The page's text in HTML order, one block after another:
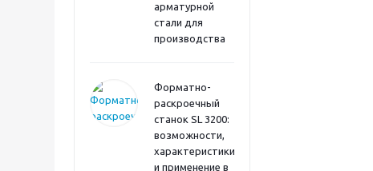
арматурной
стали для
производства
Форматно-
раскроечный
станок SL 3200:
возможности,
характеристики
и применение в